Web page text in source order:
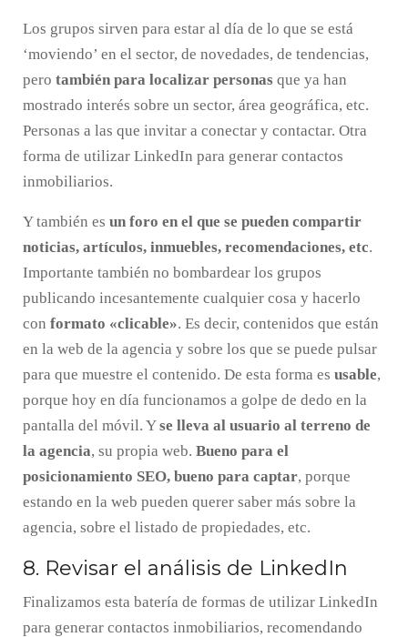
Los grupos sirven para estar al día de lo que se está
‘moviendo’ en el sector, de novedades, de tendencias,
pero también para localizar personas que ya han
mostrado interés sobre un sector, área geográfica, etc.
Personas a las que invitar a conectar y contactar. Otra
forma de utilizar LinkedIn para generar contactos
inmobiliarios.
Y también es un foro en el que se pueden compartir
noticias, artículos, inmuebles, recomendaciones, etc.
Importante también no bombardear los grupos
publicando incesantemente cualquier cosa y hacerlo
con formato «clicable». Es decir, contenidos que están
en la web de la agencia y sobre los que se puede pulsar
para que muestre el contenido. De esta forma es usable,
porque hoy en día funcionamos a golpe de dedo en la
pantalla del móvil. Yse lleva al usuario al terreno de
la agencia, su propia web. Bueno para el
posicionamiento SEO, bueno para captar, porque
estando en la web pueden querer saber más sobre la
agencia, sobre el listado de propiedades, etc.
8. Revisar el análisis de LinkedIn
Finalizamos esta batería de formas de utilizar LinkedIn
para generar contactos inmobiliarios, recomendando